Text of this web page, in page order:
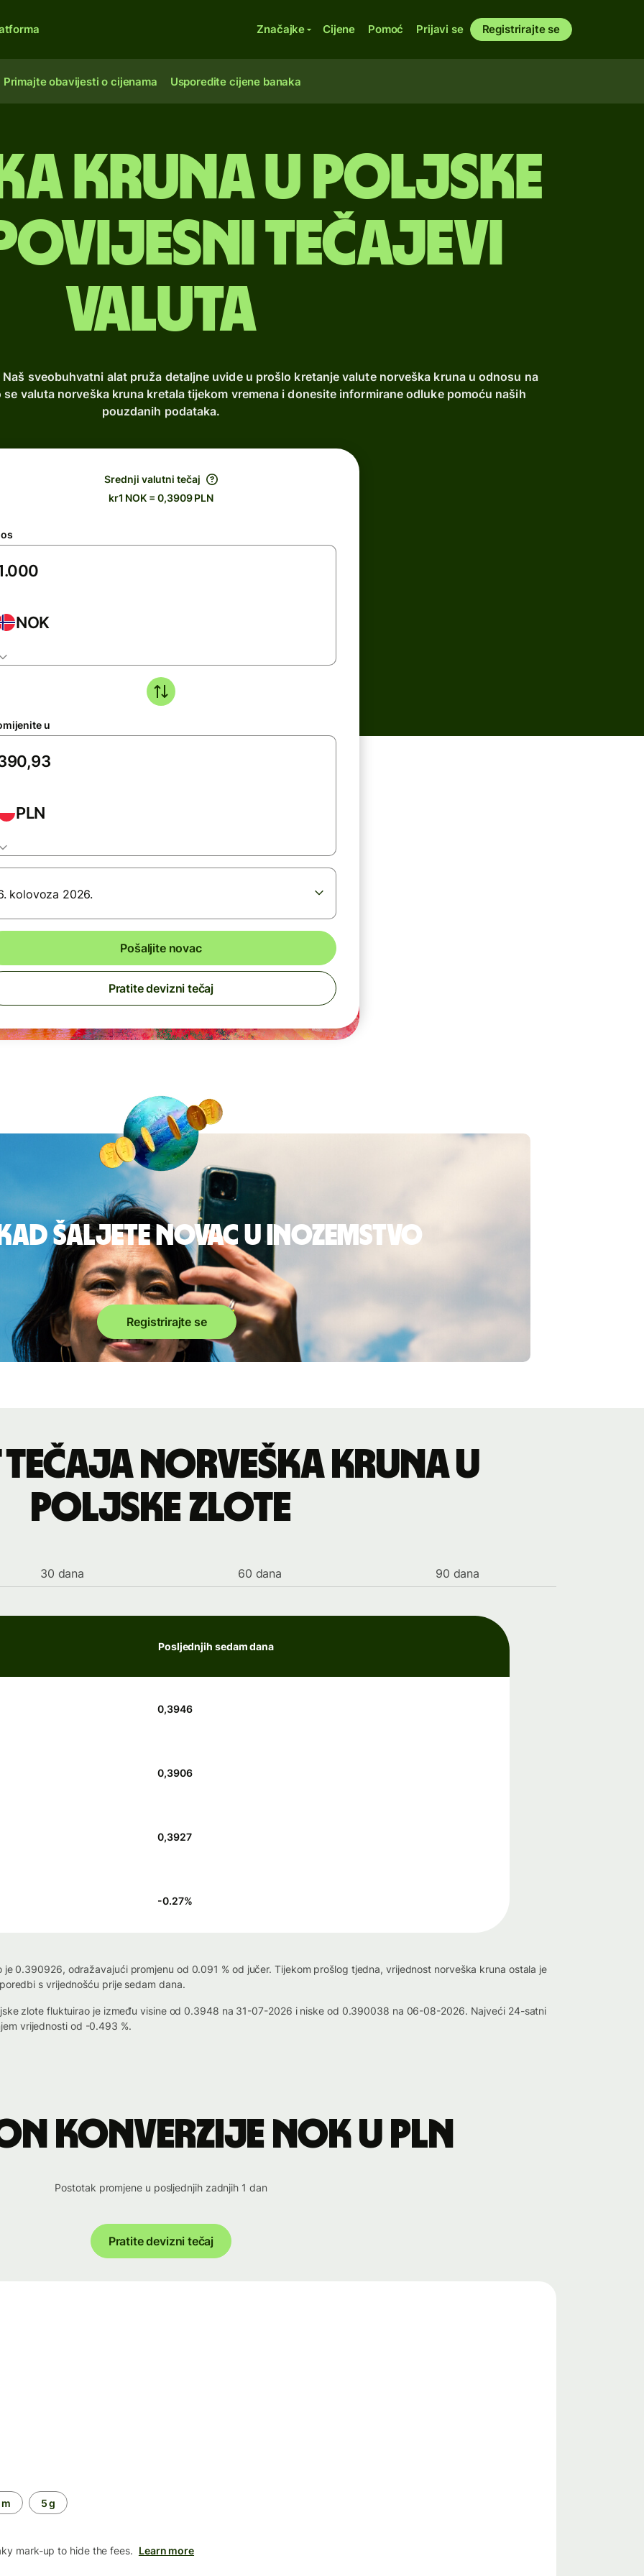
Značajke Cijene Pomoć Prijavi se Registrirajte se
Primajte obavijesti o cijenama Usporedite cijene banaka
kruna u poljske
tečajevi
valuta
sveobuhvatni alat pruža detaljne uvide u prošlo kretanje valute norveška kruna u odnosu na
valuta norveška kruna kretala tijekom vremena i donesite informirane odluke pomoću naših
pouzdanih podataka.
Srednji valutni tečaj
kr1 NOK = 0,3909 PLN
NOK
u
PLN
kolovoza 2026.
Pošaljite novac
Pratite devizni tečaj
šaljete novac u inozemstvo
Registrirajte se
norveška kruna u
poljske zlote
30 dana 60 dana 90 dana
Posljednjih sedam dana
0,3946
0,3906
0,3927
-0.27%
0.390926, odražavajući promjenu od 0.091 % od jučer. Tijekom prošlog tjedna, vrijednost norveška kruna ostala je
s vrijednošću prije sedam dana.
zlote fluktuirao je između visine od 0.3948 na 31-07-2026 i niske od 0.390038 na 06-08-2026. Najveći 24-satni
vrijednosti od -0.493 %.
konverzije NOK u PLN
Postotak promjene u posljednjih zadnjih 1 dan
Pratite devizni tečaj
5 g
mark-up to hide the fees. Learn more